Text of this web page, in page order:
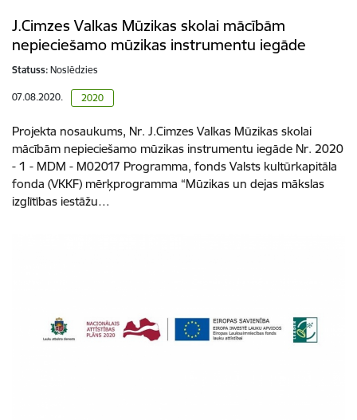
J.Cimzes Valkas Mūzikas skolai mācībām
nepieciešamo mūzikas instrumentu iegāde
Statuss: Noslēdzies
07.08.2020. 2020
Projekta nosaukums, Nr. J.Cimzes Valkas Mūzikas skolai
mācībām nepieciešamo mūzikas instrumentu iegāde Nr. 2020
- 1 - MDM - M02017 Programma, fonds Valsts kultūrkapitāla
fonda (VKKF) mērķprogramma “Mūzikas un dejas mākslas
izglītības iestāžu…